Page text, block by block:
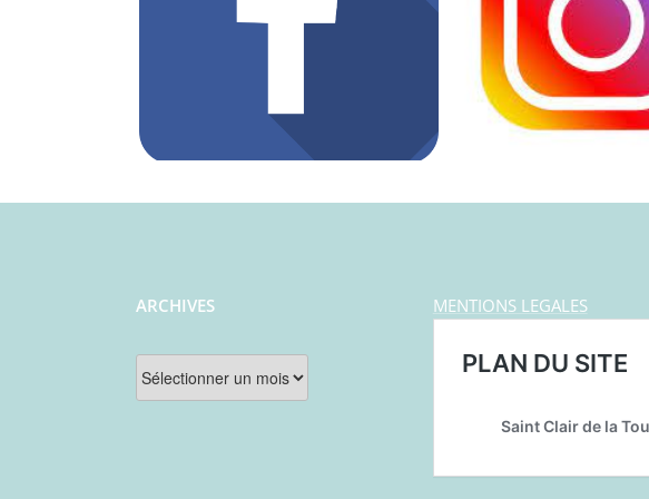
ARCHIVES
Archives
MENTIONS LEGALES